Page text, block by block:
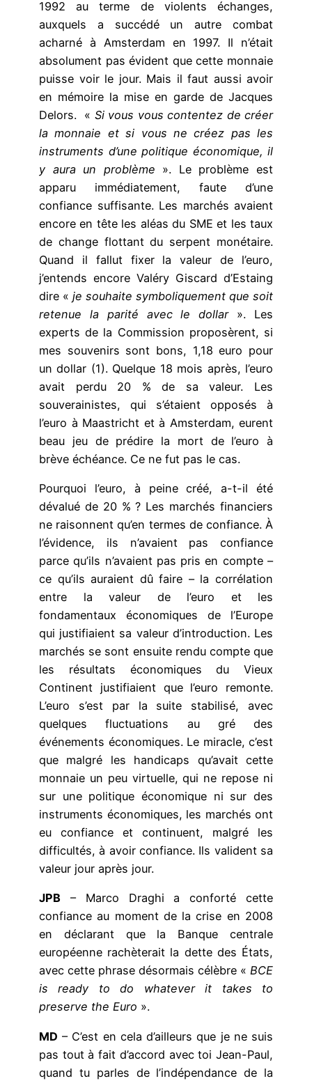
1992 au terme de violents échanges,
auxquels a succédé un autre combat
acharné à Amsterdam en 1997. Il n’était
absolument pas évident que cette monnaie
puisse voir le jour. Mais il faut aussi avoir
en mémoire la mise en garde de Jacques
Delors. « Si vous vous contentez de créer
la monnaie et si vous ne créez pas les
instruments d’une politique économique, il
y aura un problème ». Le problème est
apparu immédiatement, faute d’une
confiance suffisante. Les marchés avaient
encore en tête les aléas du SME et les taux
de change flottant du serpent monétaire.
Quand il fallut fixer la valeur de l’euro,
j’entends encore Valéry Giscard d’Estaing
dire « je souhaite symboliquement que soit
retenue la parité avec le dollar ». Les
experts de la Commission proposèrent, si
mes souvenirs sont bons, 1,18 euro pour
un dollar (1). Quelque 18 mois après, l’euro
avait perdu 20 % de sa valeur. Les
souverainistes, qui s’étaient opposés à
l’euro à Maastricht et à Amsterdam, eurent
beau jeu de prédire la mort de l’euro à
brève échéance. Ce ne fut pas le cas.
Pourquoi l’euro, à peine créé, a-t-il été
dévalué de 20 % ? Les marchés financiers
ne raisonnent qu’en termes de confiance. À
l’évidence, ils n’avaient pas confiance
parce qu’ils n’avaient pas pris en compte –
ce qu’ils auraient dû faire – la corrélation
entre la valeur de l’euro et les
fondamentaux économiques de l’Europe
qui justifiaient sa valeur d’introduction. Les
marchés se sont ensuite rendu compte que
les résultats économiques du Vieux
Continent justifiaient que l’euro remonte.
L’euro s’est par la suite stabilisé, avec
quelques fluctuations au gré des
événements économiques. Le miracle, c’est
que malgré les handicaps qu’avait cette
monnaie un peu virtuelle, qui ne repose ni
sur une politique économique ni sur des
instruments économiques, les marchés ont
eu confiance et continuent, malgré les
difficultés, à avoir confiance. Ils valident sa
valeur jour après jour.
JPB – Marco Draghi a conforté cette
confiance au moment de la crise en 2008
en déclarant que la Banque centrale
européenne rachèterait la dette des États,
avec cette phrase désormais célèbre « BCE
is ready to do whatever it takes to
preserve the Euro ».
MD – C’est en cela d’ailleurs que je ne suis
pas tout à fait d’accord avec toi Jean-Paul,
quand tu parles de l’indépendance de la